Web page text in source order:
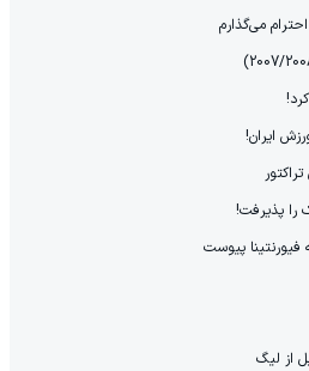
می‌گذارم
ایران!
پذیرفت!
از لیگ